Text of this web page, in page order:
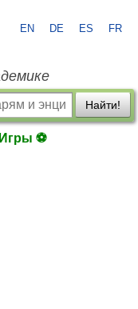
EN DE ES FR
Найти!
Игры ⚽